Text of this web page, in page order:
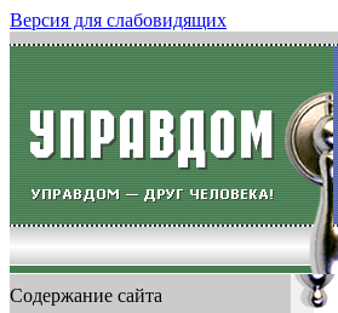
Версия для слабовидящих
Содержание сайта